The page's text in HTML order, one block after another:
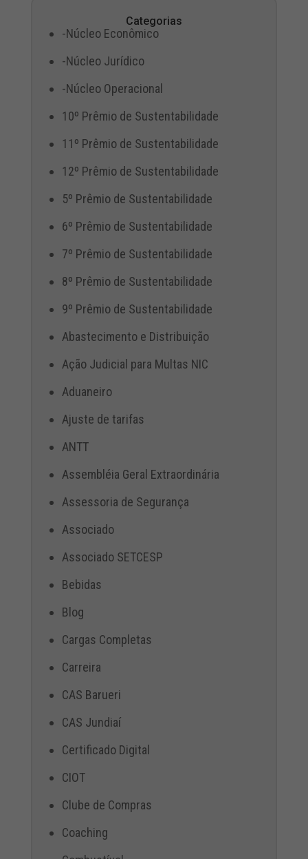
Categorias
-Núcleo Econômico
-Núcleo Jurídico
-Núcleo Operacional
10º Prêmio de Sustentabilidade
11º Prêmio de Sustentabilidade
12º Prêmio de Sustentabilidade
5º Prêmio de Sustentabilidade
6º Prêmio de Sustentabilidade
7º Prêmio de Sustentabilidade
8º Prêmio de Sustentabilidade
9º Prêmio de Sustentabilidade
Abastecimento e Distribuição
Ação Judicial para Multas NIC
Aduaneiro
Ajuste de tarifas
ANTT
Assembléia Geral Extraordinária
Assessoria de Segurança
Associado
Associado SETCESP
Bebidas
Blog
Cargas Completas
Carreira
CAS Barueri
CAS Jundiaí
Certificado Digital
CIOT
Clube de Compras
Coaching